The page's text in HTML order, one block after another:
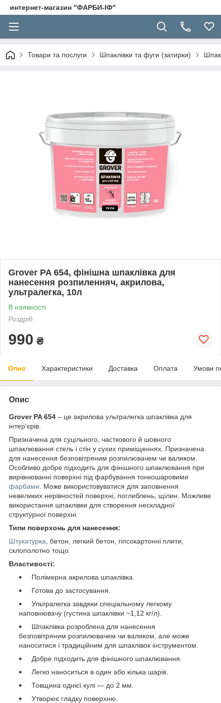
интернет-магазин "ФАРБИ-ІФ"
Товари та послуги Шпаклівки та фуги (затирки)
Grover PA 654, фінішна шпаклівка для
нанесення розпиленняч, акрилова,
ультралегка, 10л
В наявності
Роздріб
990 ₴
Опис Характеристики Доставка Оплата Умови
Опис
Grover PA 654 – це акрилова ультралегка шпаклівка для
інтер'єрів.
Призначена для суцільного, часткового й шовного
шпаклювання стель і стін у сухих приміщеннях. Призначена
для нанесення безповітряним розпилювачем чи валиком.
Особливо добре підходить для фінішного шпаклювання при
вирівнюванні поверхні під фарбування тонкошаровими
фарбами . Може використовуватися для заповнення
невеликих нерівностей поверхні, поглиблень, щілин. Можливе
використання шпаклівки для створення нескладної
структурної поверхні.
Типи поверхонь для нанесення:
Штукатурка , бетон, легкий бетон, гіпсокартонні плити,
склополотно тощо.
Властивості:
Полімерна акрилова шпаклівка.
Готова до застосування.
Ультралегка завдяки спеціальному легкому
наповнювачу (густина шпаклівки ~1,12 кг/л).
Шпаклівка розроблена для нанесення
безповітряним розпилювачем чи валиком, але може
наноситися і традиційним для шпаклівок інструментом.
Добре підходить для фінішного шпаклювання.
Легко наноситься в один або кілька шарів.
Товщина однієї кулі — до 2 мм.
Утворює гладку поверхню.